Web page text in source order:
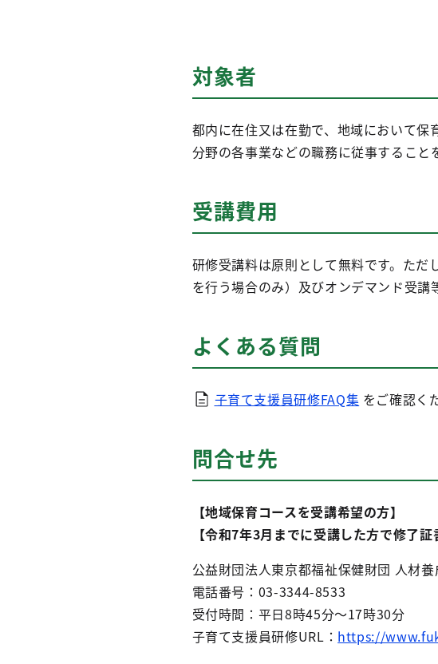
対象者
都内に在住又は在勤で、地域において
分野の各事業などの職務に従事すること
受講費用
研修受講料は原則として無料です。た
を行う場合のみ）及びオンデマンド受講
よくある質問
子育て支援員研修FAQ集 をご確認く
問合せ先
【地域保育コースを受講希望の方】
【令和7年3月までに受講した方で修了
公益財団法⼈東京都福祉保健財団 ⼈材
電話番号：03-3344-8533
受付時間：平⽇8時45分〜17時30分
子育て支援員研修URL： https://